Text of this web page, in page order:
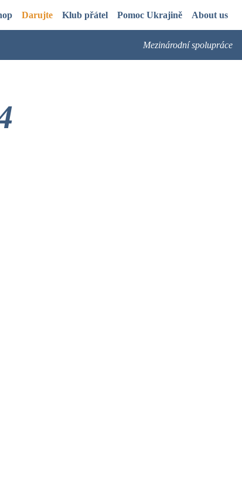
Darujte Klub přátel Pomoc Ukrajině About us
Mezinárodní spolupráce